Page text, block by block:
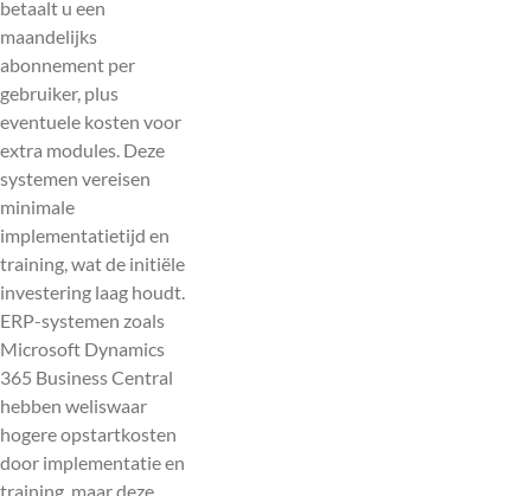
betaalt u een
maandelijks
abonnement per
gebruiker, plus
eventuele kosten voor
extra modules. Deze
systemen vereisen
minimale
implementatietijd en
training, wat de initiële
investering laag houdt.
ERP-systemen zoals
Microsoft Dynamics
365 Business Central
hebben weliswaar
hogere opstartkosten
door implementatie en
training, maar deze